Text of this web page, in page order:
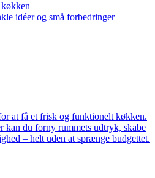
idéer og små forbedringer
at få et frisk og funktionelt køkken.
kan du forny rummets udtryk, skabe
– helt uden at sprænge budgettet.